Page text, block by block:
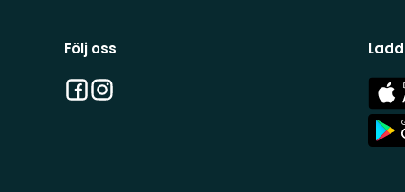
Följ oss
Facebook
Instagram
App
Store
App
Store